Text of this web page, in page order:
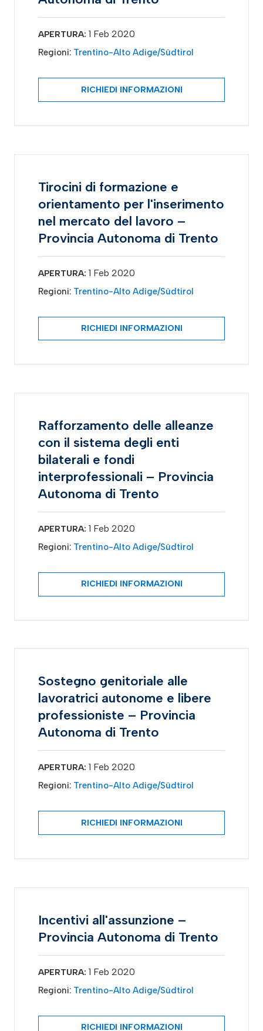
APERTURA: 1 Feb 2020
Regioni: Trentino-Alto Adige/Südtirol
RICHIEDI INFORMAZIONI
Tirocini di formazione e
orientamento per l'inserimento
nel mercato del lavoro –
Provincia Autonoma di Trento
APERTURA: 1 Feb 2020
Regioni: Trentino-Alto Adige/Südtirol
RICHIEDI INFORMAZIONI
Rafforzamento delle alleanze
con il sistema degli enti
bilaterali e fondi
interprofessionali – Provincia
Autonoma di Trento
APERTURA: 1 Feb 2020
Regioni: Trentino-Alto Adige/Südtirol
RICHIEDI INFORMAZIONI
Sostegno genitoriale alle
lavoratrici autonome e libere
professioniste – Provincia
Autonoma di Trento
APERTURA: 1 Feb 2020
Regioni: Trentino-Alto Adige/Südtirol
RICHIEDI INFORMAZIONI
Incentivi all'assunzione –
Provincia Autonoma di Trento
APERTURA: 1 Feb 2020
Regioni: Trentino-Alto Adige/Südtirol
RICHIEDI INFORMAZIONI